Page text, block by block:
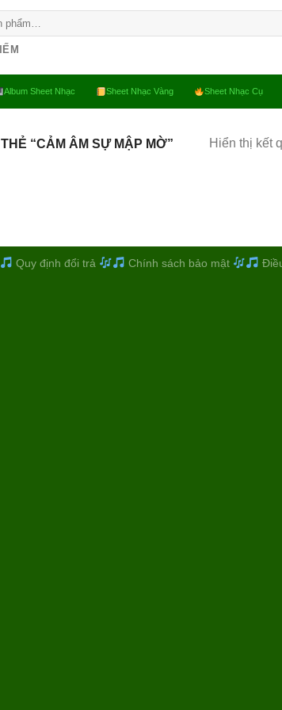
Album Sheet Nhạc Sheet Nhạc Vàng Sheet Nhạc Cụ
“CẢM ÂM SỰ MẬP MỜ” Hiển thị kết
Quy định đổi trả Chính sách bảo mật